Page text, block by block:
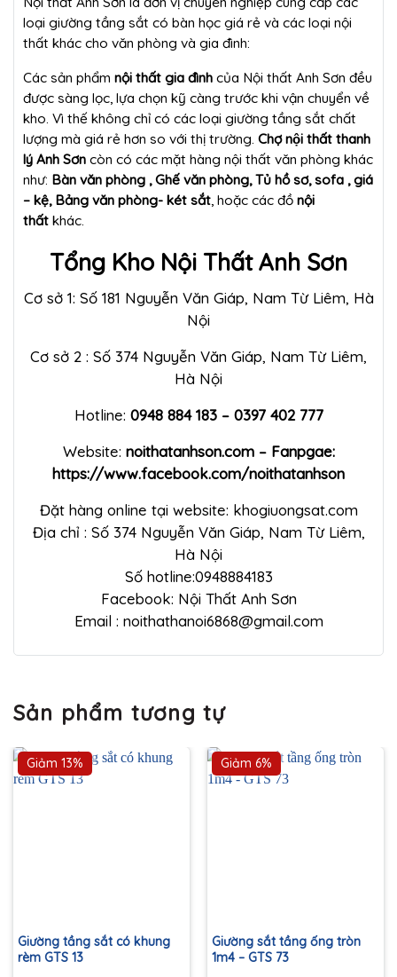
loại giường tầng sắt có bàn học giá rẻ và các loại nội
thất khác cho văn phòng và gia đình:
Các sản phẩm nội thất gia đình của Nội thất Anh Sơn đều
được sàng lọc, lựa chọn kỹ càng trước khi vận chuyển về
kho. Vì thế không chỉ có các loại giường tầng sắt chất
lượng mà giá rẻ hơn so với thị trường. Chợ nội thất thanh
lý Anh Sơn còn có các mặt hàng nội thất văn phòng khác
như: Bàn văn phòng , Ghế văn phòng, Tủ hồ sơ, sofa , giá
– kệ, Bảng văn phòng- két sắt , hoặc các đồ nội
thất khác.
Tổng Kho Nội Thất Anh Sơn
Cơ sở 1: Số 181 Nguyễn Văn Giáp, Nam Từ Liêm, Hà
Nội
Cơ sở 2 : Số 374 Nguyễn Văn Giáp, Nam Từ Liêm,
Hà Nội
Hotline: 0948 884 183 – 0397 402 777
Website: noithatanhson.com – Fanpgae:
https://www.facebook.com/noithatanhson
Đặt hàng online tại website: khogiuongsat.com
Địa chỉ : Số 374 Nguyễn Văn Giáp, Nam Từ Liêm,
Hà Nội
Số hotline:0948884183
Facebook: Nội Thất Anh Sơn
Email : noithathanoi6868@gmail.com
Sản phẩm tương tự
Giảm 13%
Giường tầng sắt có khung
rèm GTS 13
Giảm 6%
Giường sắt tầng ống tròn
1m4 – GTS 73